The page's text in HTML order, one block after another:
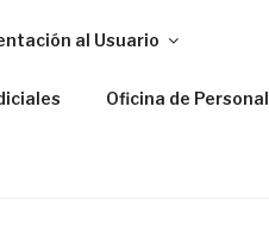
al Usuario
Oficina de Personal